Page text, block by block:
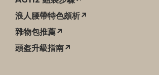
浪人腰帶特色頗析↗
雜物包推薦↗
頭盔升級指南↗